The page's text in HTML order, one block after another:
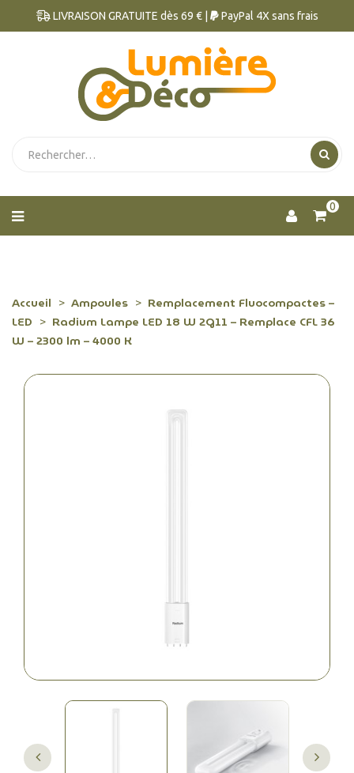
LIVRAISON GRATUITE dès 69 € | PayPal 4X sans frais
0
Accueil Ampoules
Remplacement Fluocompactes –
LED
Radium Lampe LED 18 W 2G11 – Remplace CFL 36
W – 2300 lm – 4000 K